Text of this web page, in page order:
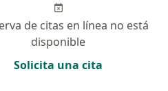
de citas en línea no está
disponible
Solicita una cita